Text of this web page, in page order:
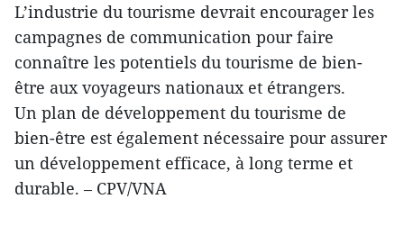
L’industrie du tourisme devrait encourager les
campagnes de communication pour faire
connaître les potentiels du tourisme de bien-
être aux voyageurs nationaux et étrangers.
Un plan de développement du tourisme de
bien-être est également nécessaire pour assurer
un développement efficace, à long terme et
durable. – CPV/VNA